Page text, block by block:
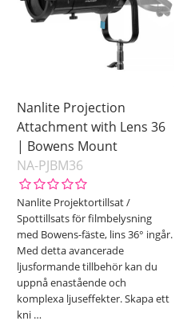
Nanlite Projection
Attachment with Lens 36
| Bowens Mount
NA-PJBM36
Nanlite Projektortillsat /
Spottillsats för filmbelysning
med Bowens-fäste, lins 36° ingår.
Med detta avancerade
ljusformande tillbehör kan du
uppnå enastående och
komplexa ljuseffekter. Skapa ett
kni …